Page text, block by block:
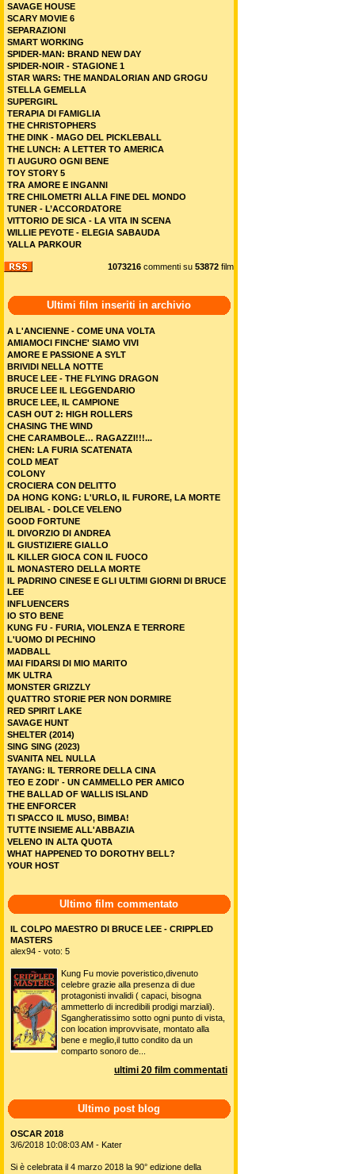
SAVAGE HOUSE
SCARY MOVIE 6
SEPARAZIONI
SMART WORKING
SPIDER-MAN: BRAND NEW DAY
SPIDER-NOIR - STAGIONE 1
STAR WARS: THE MANDALORIAN AND GROGU
STELLA GEMELLA
SUPERGIRL
TERAPIA DI FAMIGLIA
THE CHRISTOPHERS
THE DINK - MAGO DEL PICKLEBALL
THE LUNCH: A LETTER TO AMERICA
TI AUGURO OGNI BENE
TOY STORY 5
TRA AMORE E INGANNI
TRE CHILOMETRI ALLA FINE DEL MONDO
TUNER - L’ACCORDATORE
VITTORIO DE SICA - LA VITA IN SCENA
WILLIE PEYOTE - ELEGIA SABAUDA
YALLA PARKOUR
1073216 commenti su 53872 film
Ultimi film inseriti in archivio
A L'ANCIENNE - COME UNA VOLTA
AMIAMOCI FINCHE' SIAMO VIVI
AMORE E PASSIONE A SYLT
BRIVIDI NELLA NOTTE
BRUCE LEE - THE FLYING DRAGON
BRUCE LEE IL LEGGENDARIO
BRUCE LEE, IL CAMPIONE
CASH OUT 2: HIGH ROLLERS
CHASING THE WIND
CHE CARAMBOLE… RAGAZZI!!!...
CHEN: LA FURIA SCATENATA
COLD MEAT
COLONY
CROCIERA CON DELITTO
DA HONG KONG: L'URLO, IL FURORE, LA MORTE
DELIBAL - DOLCE VELENO
GOOD FORTUNE
IL DIVORZIO DI ANDREA
IL GIUSTIZIERE GIALLO
IL KILLER GIOCA CON IL FUOCO
IL MONASTERO DELLA MORTE
IL PADRINO CINESE E GLI ULTIMI GIORNI DI BRUCE
LEE
INFLUENCERS
IO STO BENE
KUNG FU - FURIA, VIOLENZA E TERRORE
L'UOMO DI PECHINO
MADBALL
MAI FIDARSI DI MIO MARITO
MK ULTRA
MONSTER GRIZZLY
QUATTRO STORIE PER NON DORMIRE
RED SPIRIT LAKE
SAVAGE HUNT
SHELTER (2014)
SING SING (2023)
SVANITA NEL NULLA
TAYANG: IL TERRORE DELLA CINA
TEO E ZODI' - UN CAMMELLO PER AMICO
THE BALLAD OF WALLIS ISLAND
THE ENFORCER
TI SPACCO IL MUSO, BIMBA!
TUTTE INSIEME ALL'ABBAZIA
VELENO IN ALTA QUOTA
WHAT HAPPENED TO DOROTHY BELL?
YOUR HOST
Ultimo film commentato
IL COLPO MAESTRO DI BRUCE LEE - CRIPPLED
MASTERS
alex94 - voto: 5
Kung Fu movie poveristico,divenuto
celebre grazie alla presenza di due
protagonisti invalidi ( capaci, bisogna
ammetterlo di incredibili prodigi marziali).
Sgangheratissimo sotto ogni punto di vista,
con location improvvisate, montato alla
bene e meglio,il tutto condito da un
comparto sonoro de...
ultimi 20 film commentati
Ultimo post blog
OSCAR 2018
3/6/2018 10:08:03 AM - Kater
Si è celebrata il 4 marzo 2018 la 90° edizione della